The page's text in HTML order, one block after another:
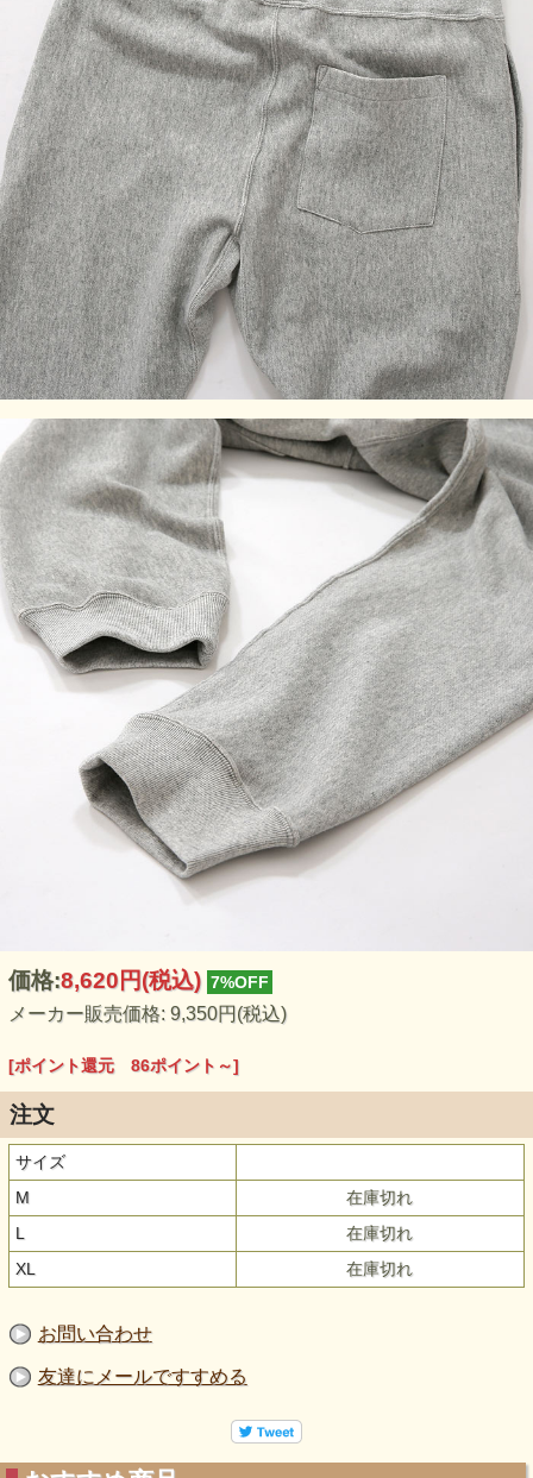
価格:8,620円(税込) 7%OFF
メーカー販売価格: 9,350円(税込)
[ポイント還元 86ポイント～]
注文
サイズ
M
在庫切れ
L
在庫切れ
XL
在庫切れ
お問い合わせ
友達にメールですすめる